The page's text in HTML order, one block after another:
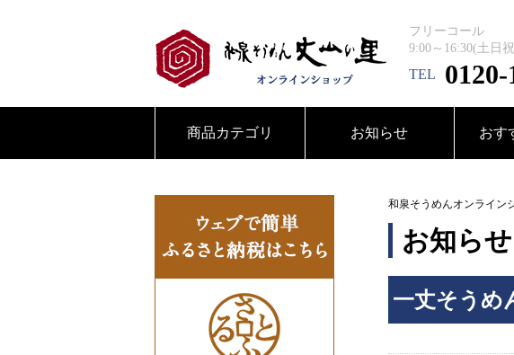
フリーコール
9:00～16:30(土日
TEL
商品カテゴリ お知らせ おす
和泉そうめんオンライン
お知らせ
一丈そうめ